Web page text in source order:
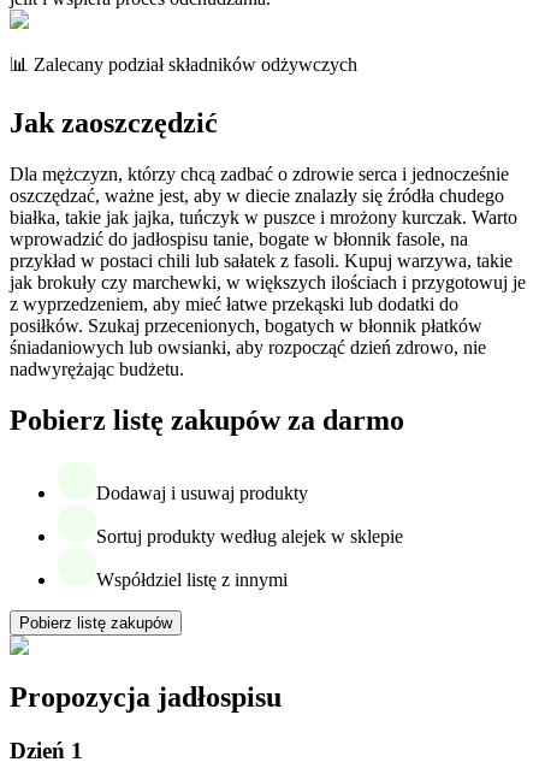
📊 Zalecany podział składników odżywczych
Jak zaoszczędzić
Dla mężczyzn, którzy chcą zadbać o zdrowie serca i jednocześnie
oszczędzać, ważne jest, aby w diecie znalazły się źródła chudego
białka, takie jak jajka, tuńczyk w puszce i mrożony kurczak. Warto
wprowadzić do jadłospisu tanie, bogate w błonnik fasole, na
przykład w postaci chili lub sałatek z fasoli. Kupuj warzywa, takie
jak brokuły czy marchewki, w większych ilościach i przygotowuj je
z wyprzedzeniem, aby mieć łatwe przekąski lub dodatki do
posiłków. Szukaj przecenionych, bogatych w błonnik płatków
śniadaniowych lub owsianki, aby rozpocząć dzień zdrowo, nie
nadwyrężając budżetu.
Pobierz listę zakupów za darmo
Dodawaj i usuwaj produkty
Sortuj produkty według alejek w sklepie
Współdziel listę z innymi
Pobierz listę zakupów
Propozycja jadłospisu
Dzień 1